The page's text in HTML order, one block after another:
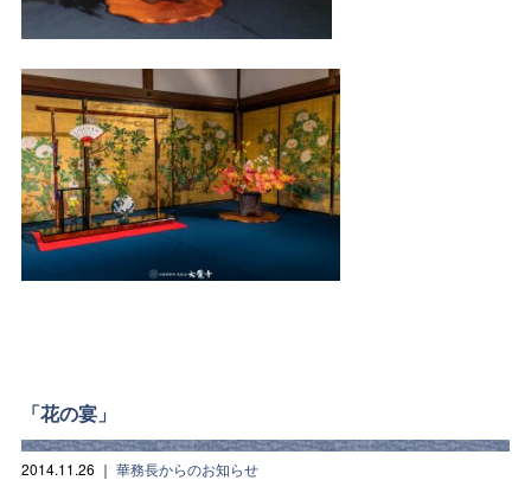
「花の宴」
2014.11.26 ｜ 華務長からのお知らせ